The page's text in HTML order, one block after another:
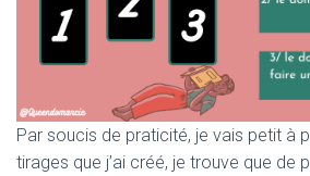
Par soucis de praticité, je vais petit à
tirages que j’ai créé, je trouve que de